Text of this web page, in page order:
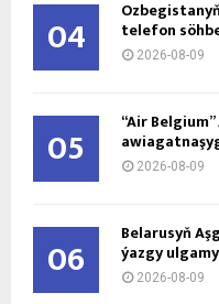
04 telefon
2026-08-09
05 “Air
2026-08-09
06 Belarusyň
ýazgy
2026-08-09